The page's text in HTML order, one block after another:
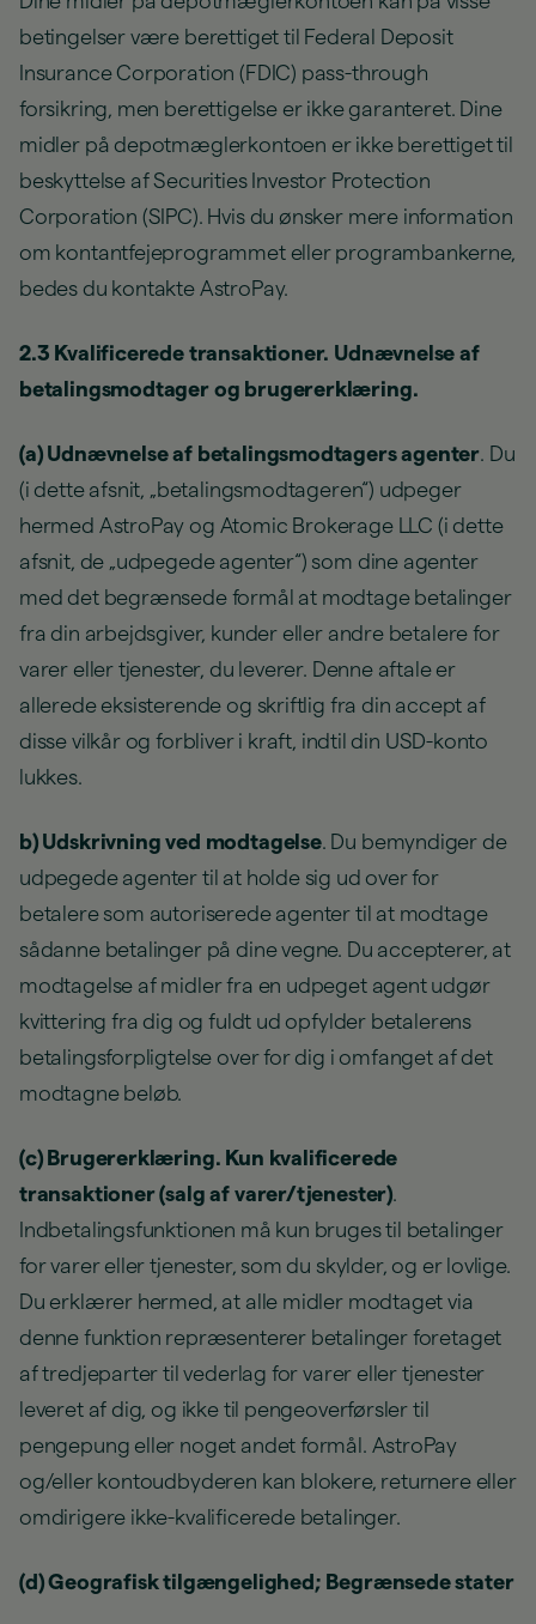
betingelser være berettiget til Federal Deposit
Insurance Corporation (FDIC) pass-through
forsikring, men berettigelse er ikke garanteret. Dine
midler på depotmæglerkontoen er ikke berettiget til
beskyttelse af Securities Investor Protection
Corporation (SIPC). Hvis du ønsker mere information
om kontantfejeprogrammet eller programbankerne,
bedes du kontakte AstroPay.
2.3 Kvalificerede transaktioner. Udnævnelse af
betalingsmodtager og brugererklæring.
(a) Udnævnelse af betalingsmodtagers agenter. Du
(i dette afsnit, „betalingsmodtageren“) udpeger
hermed AstroPay og Atomic Brokerage LLC (i dette
afsnit, de „udpegede agenter“) som dine agenter
med det begrænsede formål at modtage betalinger
fra din arbejdsgiver, kunder eller andre betalere for
varer eller tjenester, du leverer. Denne aftale er
allerede eksisterende og skriftlig fra din accept af
disse vilkår og forbliver i kraft, indtil din USD-konto
lukkes.
b) Udskrivning ved modtagelse. Du bemyndiger de
udpegede agenter til at holde sig ud over for
betalere som autoriserede agenter til at modtage
sådanne betalinger på dine vegne. Du accepterer, at
modtagelse af midler fra en udpeget agent udgør
kvittering fra dig og fuldt ud opfylder betalerens
betalingsforpligtelse over for dig i omfanget af det
modtagne beløb.
(c) Brugererklæring. Kun kvalificerede
transaktioner (salg af varer/tjenester).
Indbetalingsfunktionen må kun bruges til betalinger
for varer eller tjenester, som du skylder, og er lovlige.
Du erklærer hermed, at alle midler modtaget via
denne funktion repræsenterer betalinger foretaget
af tredjeparter til vederlag for varer eller tjenester
leveret af dig, og ikke til pengeoverførsler til
pengepung eller noget andet formål. AstroPay
og/eller kontoudbyderen kan blokere, returnere eller
omdirigere ikke-kvalificerede betalinger.
(d) Geografisk tilgængelighed; Begrænsede stater